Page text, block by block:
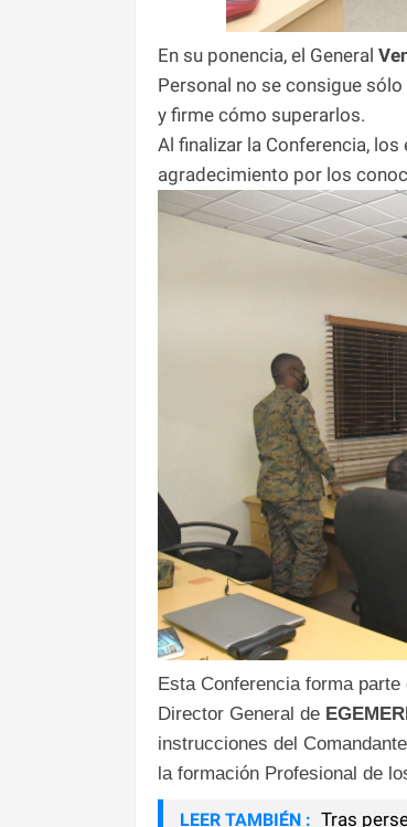
En su ponencia, el General
Personal no se consigue
y firme cómo superarlos.
Al finalizar la Conferencia,
agradecimiento por los
Esta Conferencia forma
Director General de
instrucciones del
la formación Profesional de
LEER TAMBIÉN : Tras